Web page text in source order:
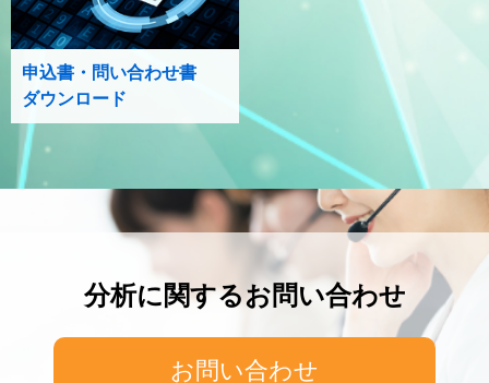
申込書・問い合わせ書
ダウンロード
分析に関するお問い合わせ
お問い合わせ